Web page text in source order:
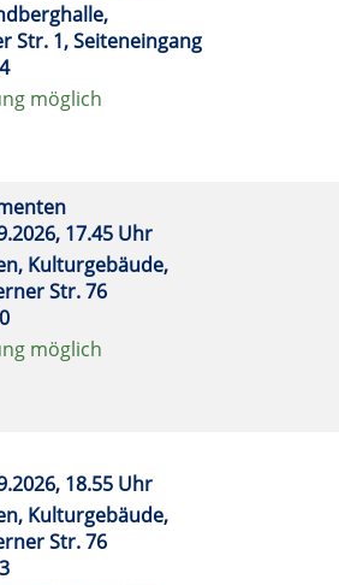
Str. 1, Seiteneingang
möglich
17.45 Uhr
Kulturgebäude,
Str. 76
möglich
18.55 Uhr
Kulturgebäude,
Str. 76